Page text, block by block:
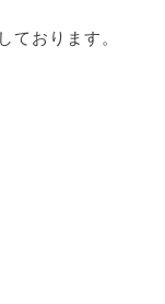
ております。